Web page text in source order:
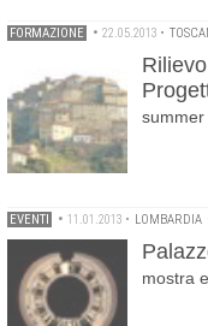
FORMAZIONE • 22.05.2013 •
EVENTI • 11.01.2013 • LOMBARDIA
mostra